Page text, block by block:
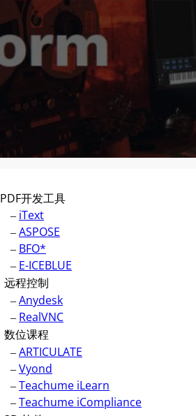
PDF开发工具
– iText
–ASPOSE
– BFO*
– E-ICEBLUE
远程控制
–Anydesk
– RealVNC
数位课程
–ARTICULATE
–Vyond
–Teachume iLearn
–Teachume iCompliance